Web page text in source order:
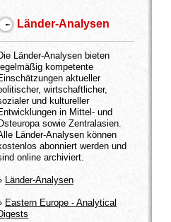
Länder-Analysen
Länder-Analysen bieten
kompetente
aktueller
wirtschaftlicher,
und kultureller
in Mittel- und
sowie Zentralasien.
Länder-Analysen können
abonniert werden und
online archiviert.
Länder-Analysen
Eastern Europe - Analytical